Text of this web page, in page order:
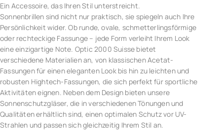
Ein Accessoire, das Ihren Stil unterstreicht.
Sonnenbrillen sind nicht nur praktisch, sie spiegeln auch Ihre
Persönlichkeit wider. Ob runde, ovale, schmetterlingsförmige
oder rechteckige Fassunge – jede Form verleiht Ihrem Look
eine einzigartige Note. Optic 2000 Suisse bietet
verschiedene Materialien an, von klassischen Acetat-
Fassungen für einen eleganten Look bis hin zu leichten und
robusten Hightech-Fassungen, die sich perfekt für sportliche
Aktivitäten eignen. Neben dem Design bieten unsere
Sonnenschutzgläser, die in verschiedenen Tönungen und
Qualitäten erhältlich sind, einen optimalen Schutz vor UV-
Strahlen und passen sich gleichzeitig Ihrem Stil an.